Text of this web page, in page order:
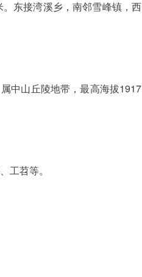
。东接湾溪乡，南邻雪峰镇，西
中山丘陵地带，最高海拔1917
工苕等。